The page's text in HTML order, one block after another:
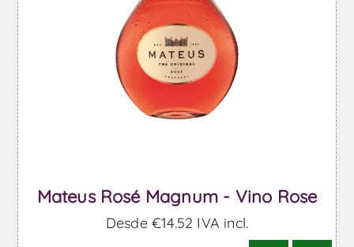
Mateus Rosé Magnum - Vino Rose
Desde €14,52 IVA incl.